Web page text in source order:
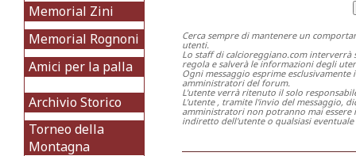
Memorial Zini
Memorial Rognoni
Amici per la palla
Archivio Storico
Torneo della
Montagna
Cerca sempre di mantenere un
utenti.
Lo staff di calcioreggiano.com interverrà
regola e salverà le informazioni degli
Ogni messaggio esprime
amministratori del forum.
L'utente verrà ritenuto il solo
L'utente , tramite l'invio del messaggio,
amministratori non potranno mai
indiretto dell'utente o qualsiasi